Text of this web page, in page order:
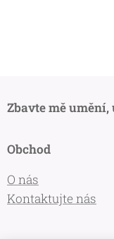
Zbavte mě umění,
Obchod
O nás
Kontaktujte nás